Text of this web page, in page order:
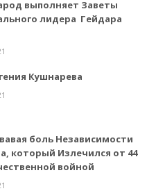
выполняет Заветы
лидера Гейдара
Кушнарева
боль Независимости
который Излечился от 44
войной